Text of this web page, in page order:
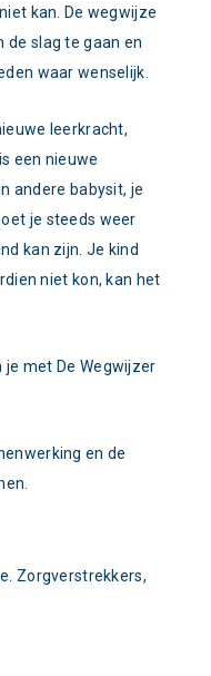
kan. De wegwijze
slag te gaan en
waar wenselijk.
leerkracht,
een nieuwe
andere babysit, je
je steeds weer
kan zijn. Je kind
niet kon, kan het
je met De Wegwijzer
en de
Zorgverstrekkers,